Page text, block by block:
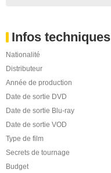
Infos techniques
Nationalité
Distributeur
Année de production
Date de sortie DVD
Date de sortie Blu-ray
Date de sortie VOD
Type de film
Secrets de tournage
Budget